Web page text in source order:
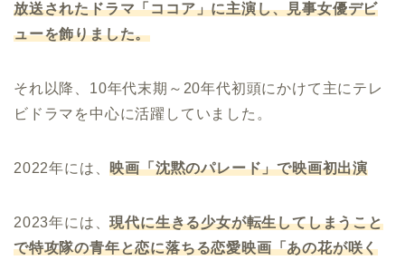
放送されたドラマ「ココア」に主演し、見事女優デビ
ューを飾りました。
それ以降、10年代末期～20年代初頭にかけて主にテレ
ビドラマを中心に活躍していました。
2022年には、映画「沈黙のパレード」で映画初出演
2023年には、現代に生きる少女が転生してしまうこと
で特攻隊の青年と恋に落ちる恋愛映画「あの花が咲く